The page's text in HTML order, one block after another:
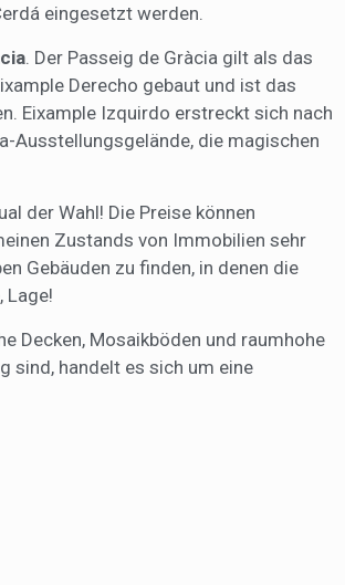
eingesetzt werden.
. Der Passeig de Gràcia gilt als das
Derecho gebaut und ist das
Eixample Izquirdo erstreckt sich nach
Ausstellungsgelände, die magischen
der Wahl! Die Preise können
Zustands von Immobilien sehr
Gebäuden zu finden, in denen die
Lage!
Decken, Mosaikböden und raumhohe
sind, handelt es sich um eine